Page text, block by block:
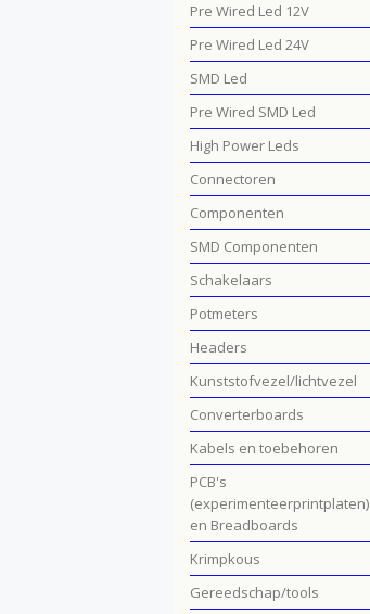
Pre Wired Led 12V
Pre Wired Led 24V
SMD Led
Pre Wired SMD Led
High Power Leds
Connectoren
Componenten
SMD Componenten
Schakelaars
Potmeters
Headers
Kunststofvezel/lichtvezel
Converterboards
Kabels en toebehoren
PCB's
(experimenteerprintplaten)
en Breadboards
Krimpkous
Gereedschap/tools